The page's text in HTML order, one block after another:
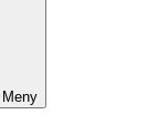
Meny